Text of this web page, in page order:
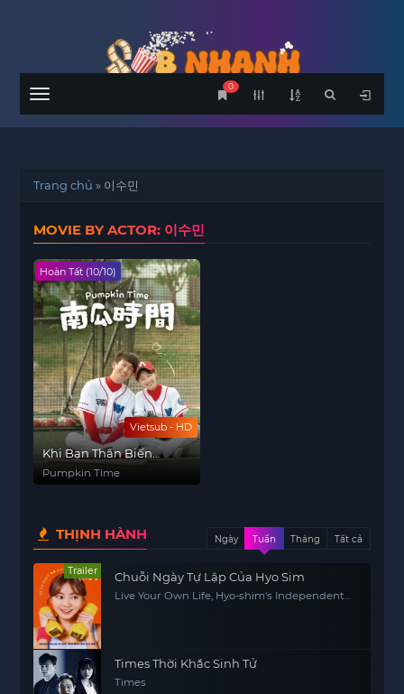
Menu
0
Trang chủ » 이수민
MOVIE BY ACTOR: 이수민
Vietsub - HD
Hoàn Tất (10/10)
Khi Bạn Thân Biến
Thành Con Gái
Pumpkin Time
THỊNH HÀNH Ngày Tuần Tháng Tất cả
Trailer Chuỗi Ngày Tự Lập Của Hyo Sim
Live Your Own Life, Hyo-shim's Independent
Times Thời Khắc Sinh Tử
Times